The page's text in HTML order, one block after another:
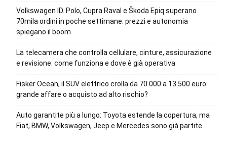
Volkswagen ID. Polo, Cupra Raval e Škoda Epiq superano
70mila ordini in poche settimane: prezzi e autonomia
spiegano il boom
La telecamera che controlla cellulare, cinture, assicurazione
e revisione: come funziona e dove è già operativa
Fisker Ocean, il SUV elettrico crolla da 70.000 a 13.500 euro:
grande affare o acquisto ad alto rischio?
Auto garantite più a lungo: Toyota estende la copertura, ma
Fiat, BMW, Volkswagen, Jeep e Mercedes sono già partite